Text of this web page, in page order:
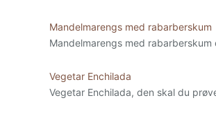
Mandelmarengs med rabarberskum
Mandelmarengs med rabarberskum
Vegetar Enchilada
Vegetar Enchilada, den skal du